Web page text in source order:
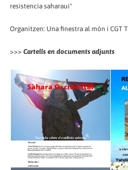
resistencia saharaui"
Organitzen: Una finestra al món i CGT
>>> Cartells en documents adjunts